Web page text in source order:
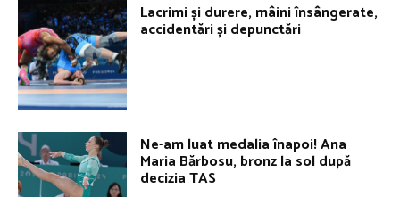
Lacrimi și durere, mâini însângerate,
accidentări și depunctări
Ne-am luat medalia înapoi! Ana
Maria Bărbosu, bronz la sol după
decizia TAS